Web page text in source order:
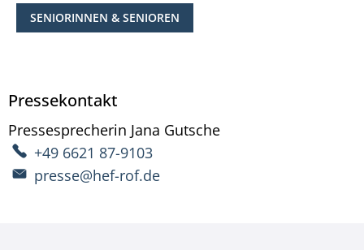
SENIORINNEN & SENIOREN
Pressekontakt
Pressesprecherin Jana Gutsche
+49 6621 87-9103
presse@hef-rof.de